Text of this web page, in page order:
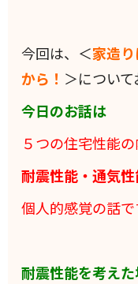
今回は、＜家造
から！ ＞について
今日のお話は
５つの住宅性能
耐震性能・通気
個人的感覚の話で
耐震性能を考え